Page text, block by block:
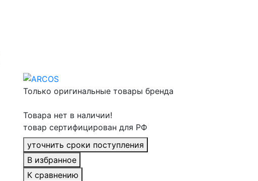
Только оригинальные товары бренда
Товара нет в наличии!
товар сертифицирован для РФ
уточнить сроки поступления
В избранное
К сравнению